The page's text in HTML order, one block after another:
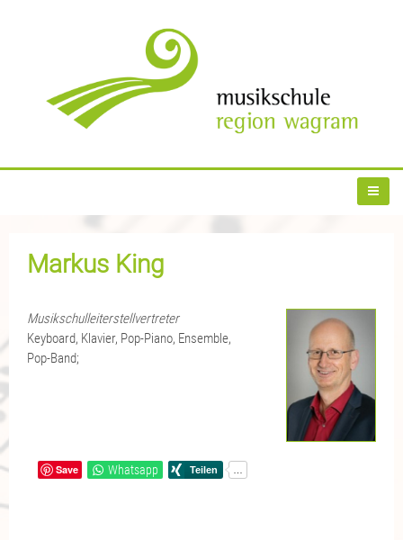
Markus King
Musikschulleiterstellvertreter
Keyboard, Klavier, Pop-Piano, Ensemble,
Pop-Band;
Save Whatsapp